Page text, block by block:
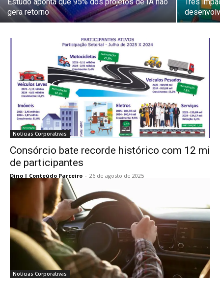
gera retorno
Notícias Corporativas
Consórcio bate recorde histórico com 12 mi
de participantes
Dino | Conteúdo Parceiro - 26 de agosto de 2025
Notícias Corporativas